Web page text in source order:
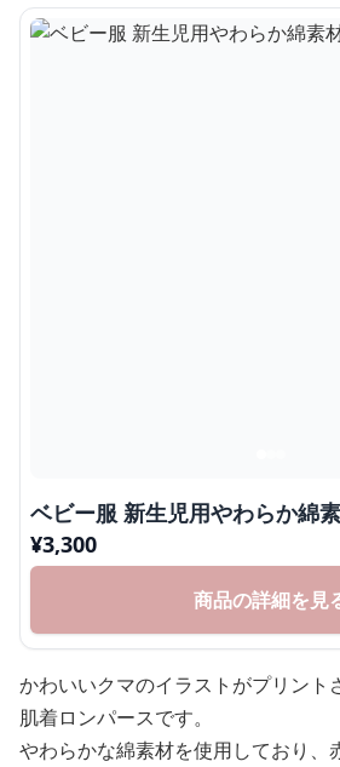
ベビー服 新生児用やわら
¥3,300
商品の詳細を見
かわいいクマのイラストがプリント
肌着ロンパースです。
やわらかな綿素材を使用しており、